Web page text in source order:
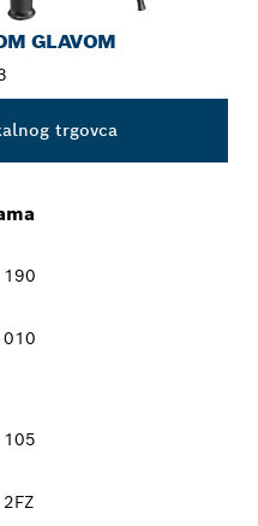
GLAVOM
trgovca